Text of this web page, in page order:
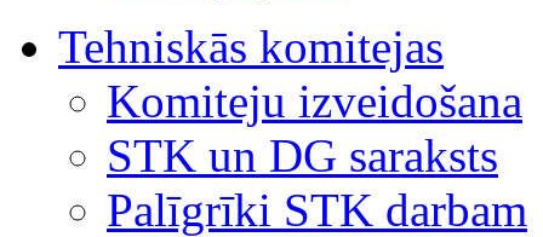
Tehniskās komitejas
Komiteju izveidošana
STK un DG saraksts
Palīgrīki STK darbam